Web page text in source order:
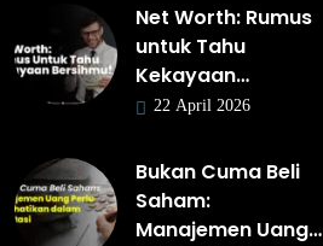
Net Worth: Rumus
untuk Tahu
Kekayaan…
22 April 2026
Bukan Cuma Beli
Saham:
Manajemen Uang…